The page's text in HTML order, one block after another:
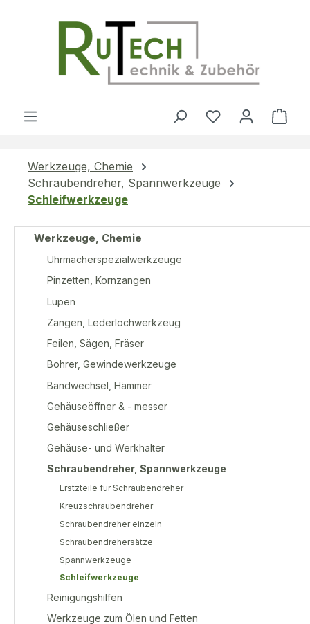
Du hast 0
Werkzeuge, Chemie
Schraubendreher, Spannwerkzeuge
Schleifwerkzeuge
Werkzeuge, Chemie
Uhrmacherspezialwerkzeuge
Pinzetten, Kornzangen
Lupen
Zangen, Lederlochwerkzeug
Feilen, Sägen, Fräser
Bohrer, Gewindewerkzeuge
Bandwechsel, Hämmer
Gehäuseöffner & - messer
Gehäuseschließer
Gehäuse- und Werkhalter
Schraubendreher, Spannwerkzeuge
Erstzteile für Schraubendreher
Kreuzschraubendreher
Schraubendreher einzeln
Schraubendrehersätze
Spannwerkzeuge
Schleifwerkzeuge
Reinigungshilfen
Werkzeuge zum Ölen und Fetten